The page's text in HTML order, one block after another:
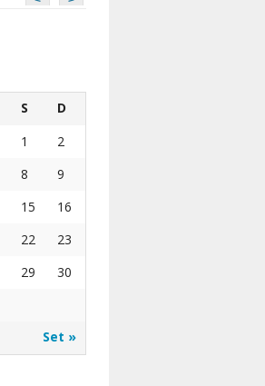
S
D
1
2
8
9
15
16
22
23
29
30
Set »